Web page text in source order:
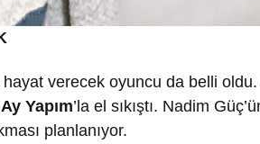
hayat verecek oyuncu da belli
Yapım’la el sıkıştı. Nadim
planlanıyor.